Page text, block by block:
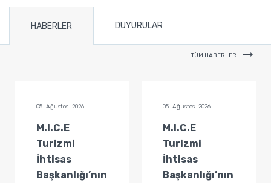
HABERLER DUYURULAR
TÜM HABERLER
05 Ağustos 2026
M.I.C.E
Turizmi
İhtisas
Başkanlığı’nın
05 Ağustos 2026
M.I.C.E
Turizmi
İhtisas
Başkanlığı’nın